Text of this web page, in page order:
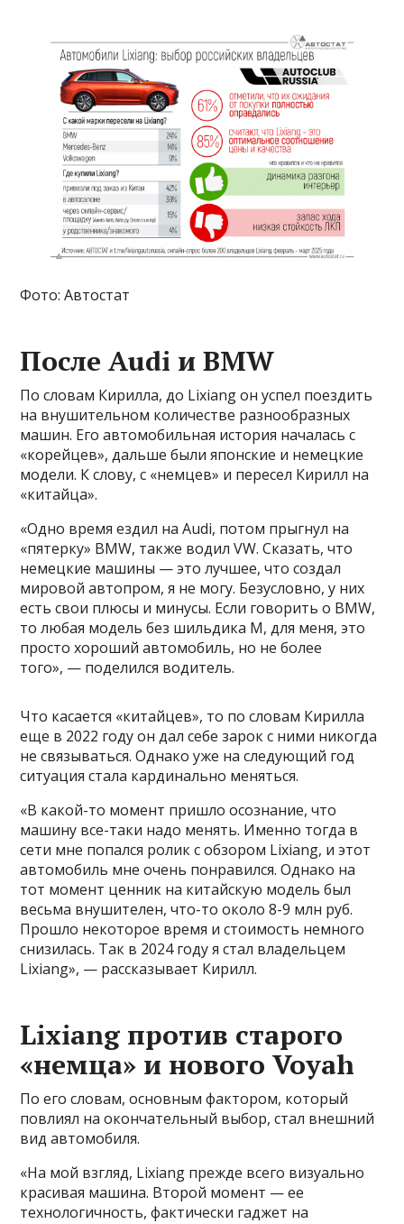
Фото: Автостат
После Audi и BMW
По словам Кирилла, до Lixiang он успел поездить
на внушительном количестве разнообразных
машин. Его автомобильная история началась с
«корейцев», дальше были японские и немецкие
модели. К слову, с «немцев» и пересел Кирилл на
«китайца».
«Одно время ездил на Audi, потом прыгнул на
«пятерку» BMW, также водил VW. Сказать, что
немецкие машины — это лучшее, что создал
мировой автопром, я не могу. Безусловно, у них
есть свои плюсы и минусы. Если говорить о BMW,
то любая модель без шильдика M, для меня, это
просто хороший автомобиль, но не более
того», — поделился водитель.
Что касается «китайцев», то по словам Кирилла
еще в 2022 году он дал себе зарок с ними никогда
не связываться. Однако уже на следующий год
ситуация стала кардинально меняться.
«В какой-то момент пришло осознание, что
машину все-таки надо менять. Именно тогда в
сети мне попался ролик с обзором Lixiang, и этот
автомобиль мне очень понравился. Однако на
тот момент ценник на китайскую модель был
весьма внушителен, что-то около 8-9 млн руб.
Прошло некоторое время и стоимость немного
снизилась. Так в 2024 году я стал владельцем
Lixiang», — рассказывает Кирилл.
Lixiang против старого
«немца» и нового Voyah
По его словам, основным фактором, который
повлиял на окончательный выбор, стал внешний
вид автомобиля.
«На мой взгляд, Lixiang прежде всего визуально
красивая машина. Второй момент — ее
технологичность, фактически гаджет на